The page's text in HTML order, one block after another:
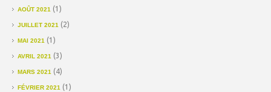
AOÛT 2021 (1)
JUILLET 2021 (2)
MAI 2021 (1)
AVRIL 2021 (3)
MARS 2021 (4)
FÉVRIER 2021 (1)